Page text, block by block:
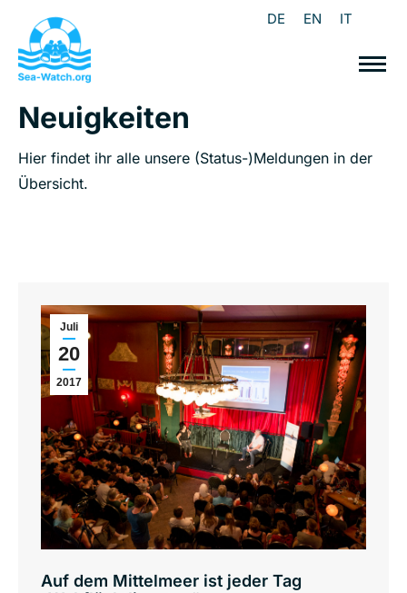
DE EN IT
Neuigkeiten
Hier findet ihr alle unsere (Status-)Meldungen in der
Übersicht.
Juli
20
2017
Auf dem Mittelmeer ist jeder Tag